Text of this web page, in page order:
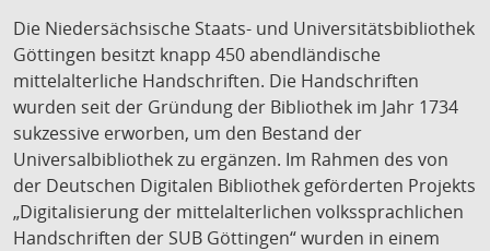
Die Niedersächsische Staats- und Universitätsbibliothek
Göttingen besitzt knapp 450 abendländische
mittelalterliche Handschriften. Die Handschriften
wurden seit der Gründung der Bibliothek im Jahr 1734
sukzessive erworben, um den Bestand der
Universalbibliothek zu ergänzen. Im Rahmen des von
der Deutschen Digitalen Bibliothek geförderten Projekts
„Digitalisierung der mittelalterlichen volkssprachlichen
Handschriften der SUB Göttingen“ wurden in einem